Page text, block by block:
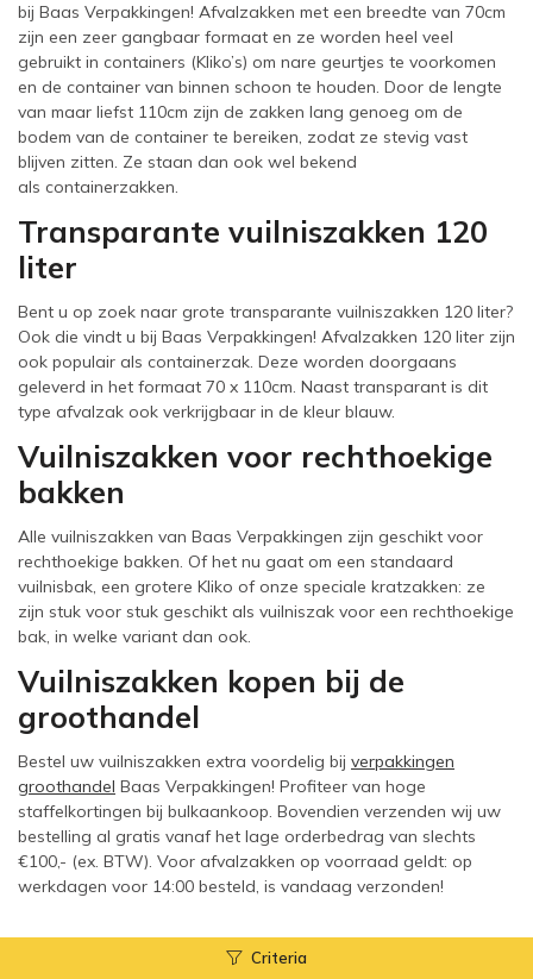
bij Baas Verpakkingen! Afvalzakken met een breedte van 70cm
zijn een zeer gangbaar formaat en ze worden heel veel
gebruikt in containers (Kliko’s) om nare geurtjes te voorkomen
en de container van binnen schoon te houden. Door de lengte
van maar liefst 110cm zijn de zakken lang genoeg om de
bodem van de container te bereiken, zodat ze stevig vast
blijven zitten. Ze staan dan ook wel bekend
als containerzakken.
Transparante vuilniszakken 120
liter
Bent u op zoek naar grote transparante vuilniszakken 120 liter?
Ook die vindt u bij Baas Verpakkingen! Afvalzakken 120 liter zijn
ook populair als containerzak. Deze worden doorgaans
geleverd in het formaat 70 x 110cm. Naast transparant is dit
type afvalzak ook verkrijgbaar in de kleur blauw.
Vuilniszakken voor rechthoekige
bakken
Alle vuilniszakken van Baas Verpakkingen zijn geschikt voor
rechthoekige bakken. Of het nu gaat om een standaard
vuilnisbak, een grotere Kliko of onze speciale kratzakken: ze
zijn stuk voor stuk geschikt als vuilniszak voor een rechthoekige
bak, in welke variant dan ook.
Vuilniszakken kopen bij de
groothandel
Bestel uw vuilniszakken extra voordelig bij verpakkingen
groothandel Baas Verpakkingen! Profiteer van hoge
staffelkortingen bij bulkaankoop. Bovendien verzenden wij uw
bestelling al gratis vanaf het lage orderbedrag van slechts
€100,- (ex. BTW). Voor afvalzakken op voorraad geldt: op
werkdagen voor 14:00 besteld, is vandaag verzonden!
Criteria